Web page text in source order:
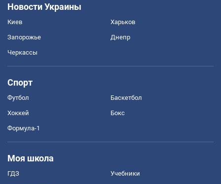
Новости Украины
Киев Харьков
Запорожье Днепр
Черкассы
Спорт
Футбол Баскетбол
Хоккей Бокс
Формула-1
Моя школа
ГДЗ Учебники